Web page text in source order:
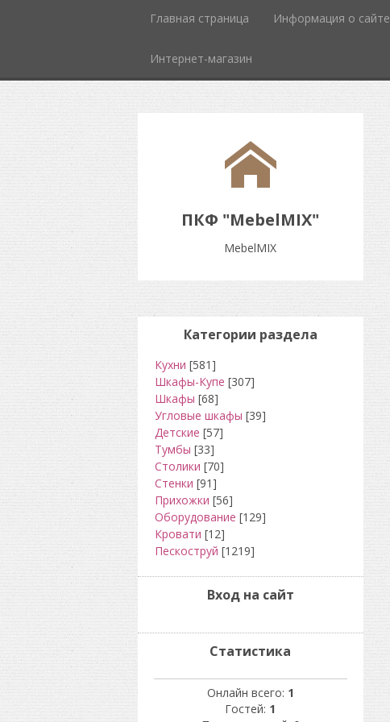
Главная страница Информация о сайте
Интернет-магазин
ПКФ "MebelMIX"
MebelMIX
Категории раздела
Кухни [581]
Шкафы-Купе [307]
Шкафы [68]
Угловые шкафы [39]
Детские [57]
Тумбы [33]
Столики [70]
Стенки [91]
Прихожки [56]
Оборудование [129]
Кровати [12]
Пескоструй [1219]
Вход на сайт
Статистика
Онлайн всего: 1
Гостей: 1